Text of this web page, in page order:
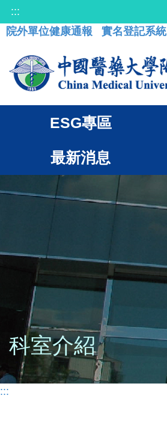
:::
院外單位健康通報
實名登記系統
ESG專區
最新消息
科室介紹
:::